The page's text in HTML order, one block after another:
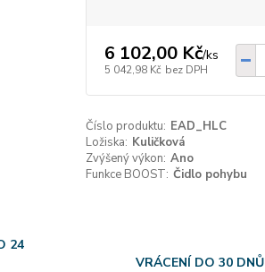
6 102,00 Kč/ks
5 042,98 Kč bez DPH
Číslo produktu: EAD_HLC
Ložiska: Kuličková
Zvýšený výkon: Ano
Funkce BOOST: Čidlo pohybu
24
VRÁCENÍ DO 30 DNŮ